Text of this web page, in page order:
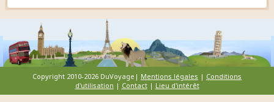
Copyright 2010-2026 DuVoyage| Mentions légales | Conditions
d'utilisation | Contact| Lieu d'intérêt